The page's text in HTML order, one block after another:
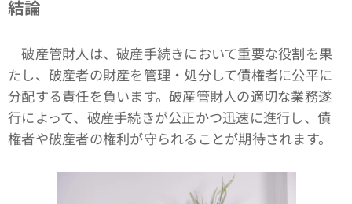
結論
破産管財人は、破産手続きにおいて重要な役割を果
たし、破産者の財産を管理・処分して債権者に公平に
分配する責任を負います。破産管財人の適切な業務遂
行によって、破産手続きが公正かつ迅速に進行し、債
権者や破産者の権利が守られることが期待されます。